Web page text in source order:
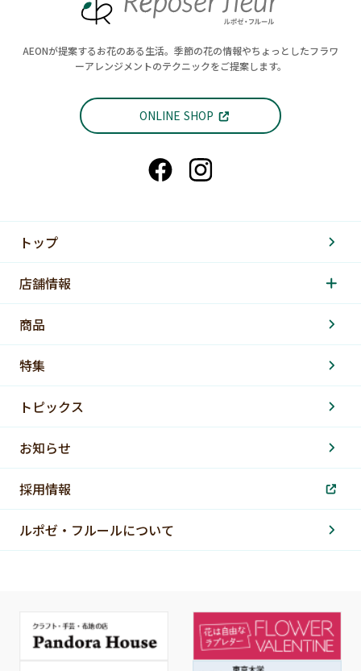
AEONが提案するお花のある生活。季節の花の情報やちょっとしたフラワ
ーアレンジメントのテクニックをご提案します。
ONLINE SHOP
トップ
店舗情報
商品
特集
トピックス
お知らせ
採用情報
ルポゼ・フルールについて